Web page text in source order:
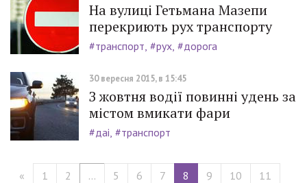
На вулиці Гетьмана Мазепи
перекриють рух транспорту
#транспорт #рух #дорога
30 вересня 2015, в 15:45
З жовтня водії повинні удень за
містом вмикати фари
#даі #транспорт
« 1 2 ... 5 6 7 8 9 10
11